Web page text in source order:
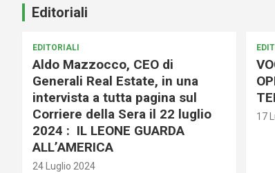
Editoriali
EDITORIALI
Aldo Mazzocco, CEO di
Generali Real Estate, in una
intervista a tutta pagina sul
Corriere della Sera il 22 luglio
2024 : IL LEONE GUARDA
ALL’AMERICA
24 Luglio 2024
17